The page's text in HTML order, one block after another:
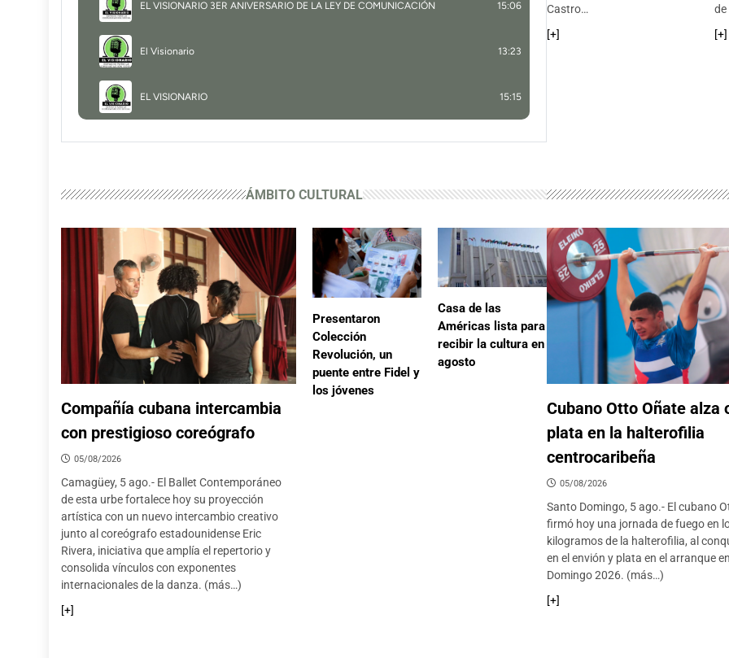
#24
#25
#28
Castro…
[+]
de
[+]
ÁMBITO CULTURAL
Compañía cubana intercambia
con prestigioso coreógrafo
05/08/2026
Camagüey, 5 ago.- El Ballet Contemporáneo
de esta urbe fortalece hoy su proyección
artística con un nuevo intercambio creativo
junto al coreógrafo estadounidense Eric
Rivera, iniciativa que amplía el repertorio y
consolida vínculos con exponentes
internacionales de la danza. (más…)
[+]
Presentaron
Colección
Revolución, un
puente entre Fidel y
los jóvenes
Casa de las
Américas lista para
recibir la cultura en
agosto
Cubano Otto Oñate alza
plata en la halterofilia
centrocaribeña
05/08/2026
Santo Domingo, 5 ago.- El cubano
firmó hoy una jornada de fuego en
kilogramos de la halterofilia, al
en el envión y plata en el arranque
Domingo 2026. (más…)
[+]